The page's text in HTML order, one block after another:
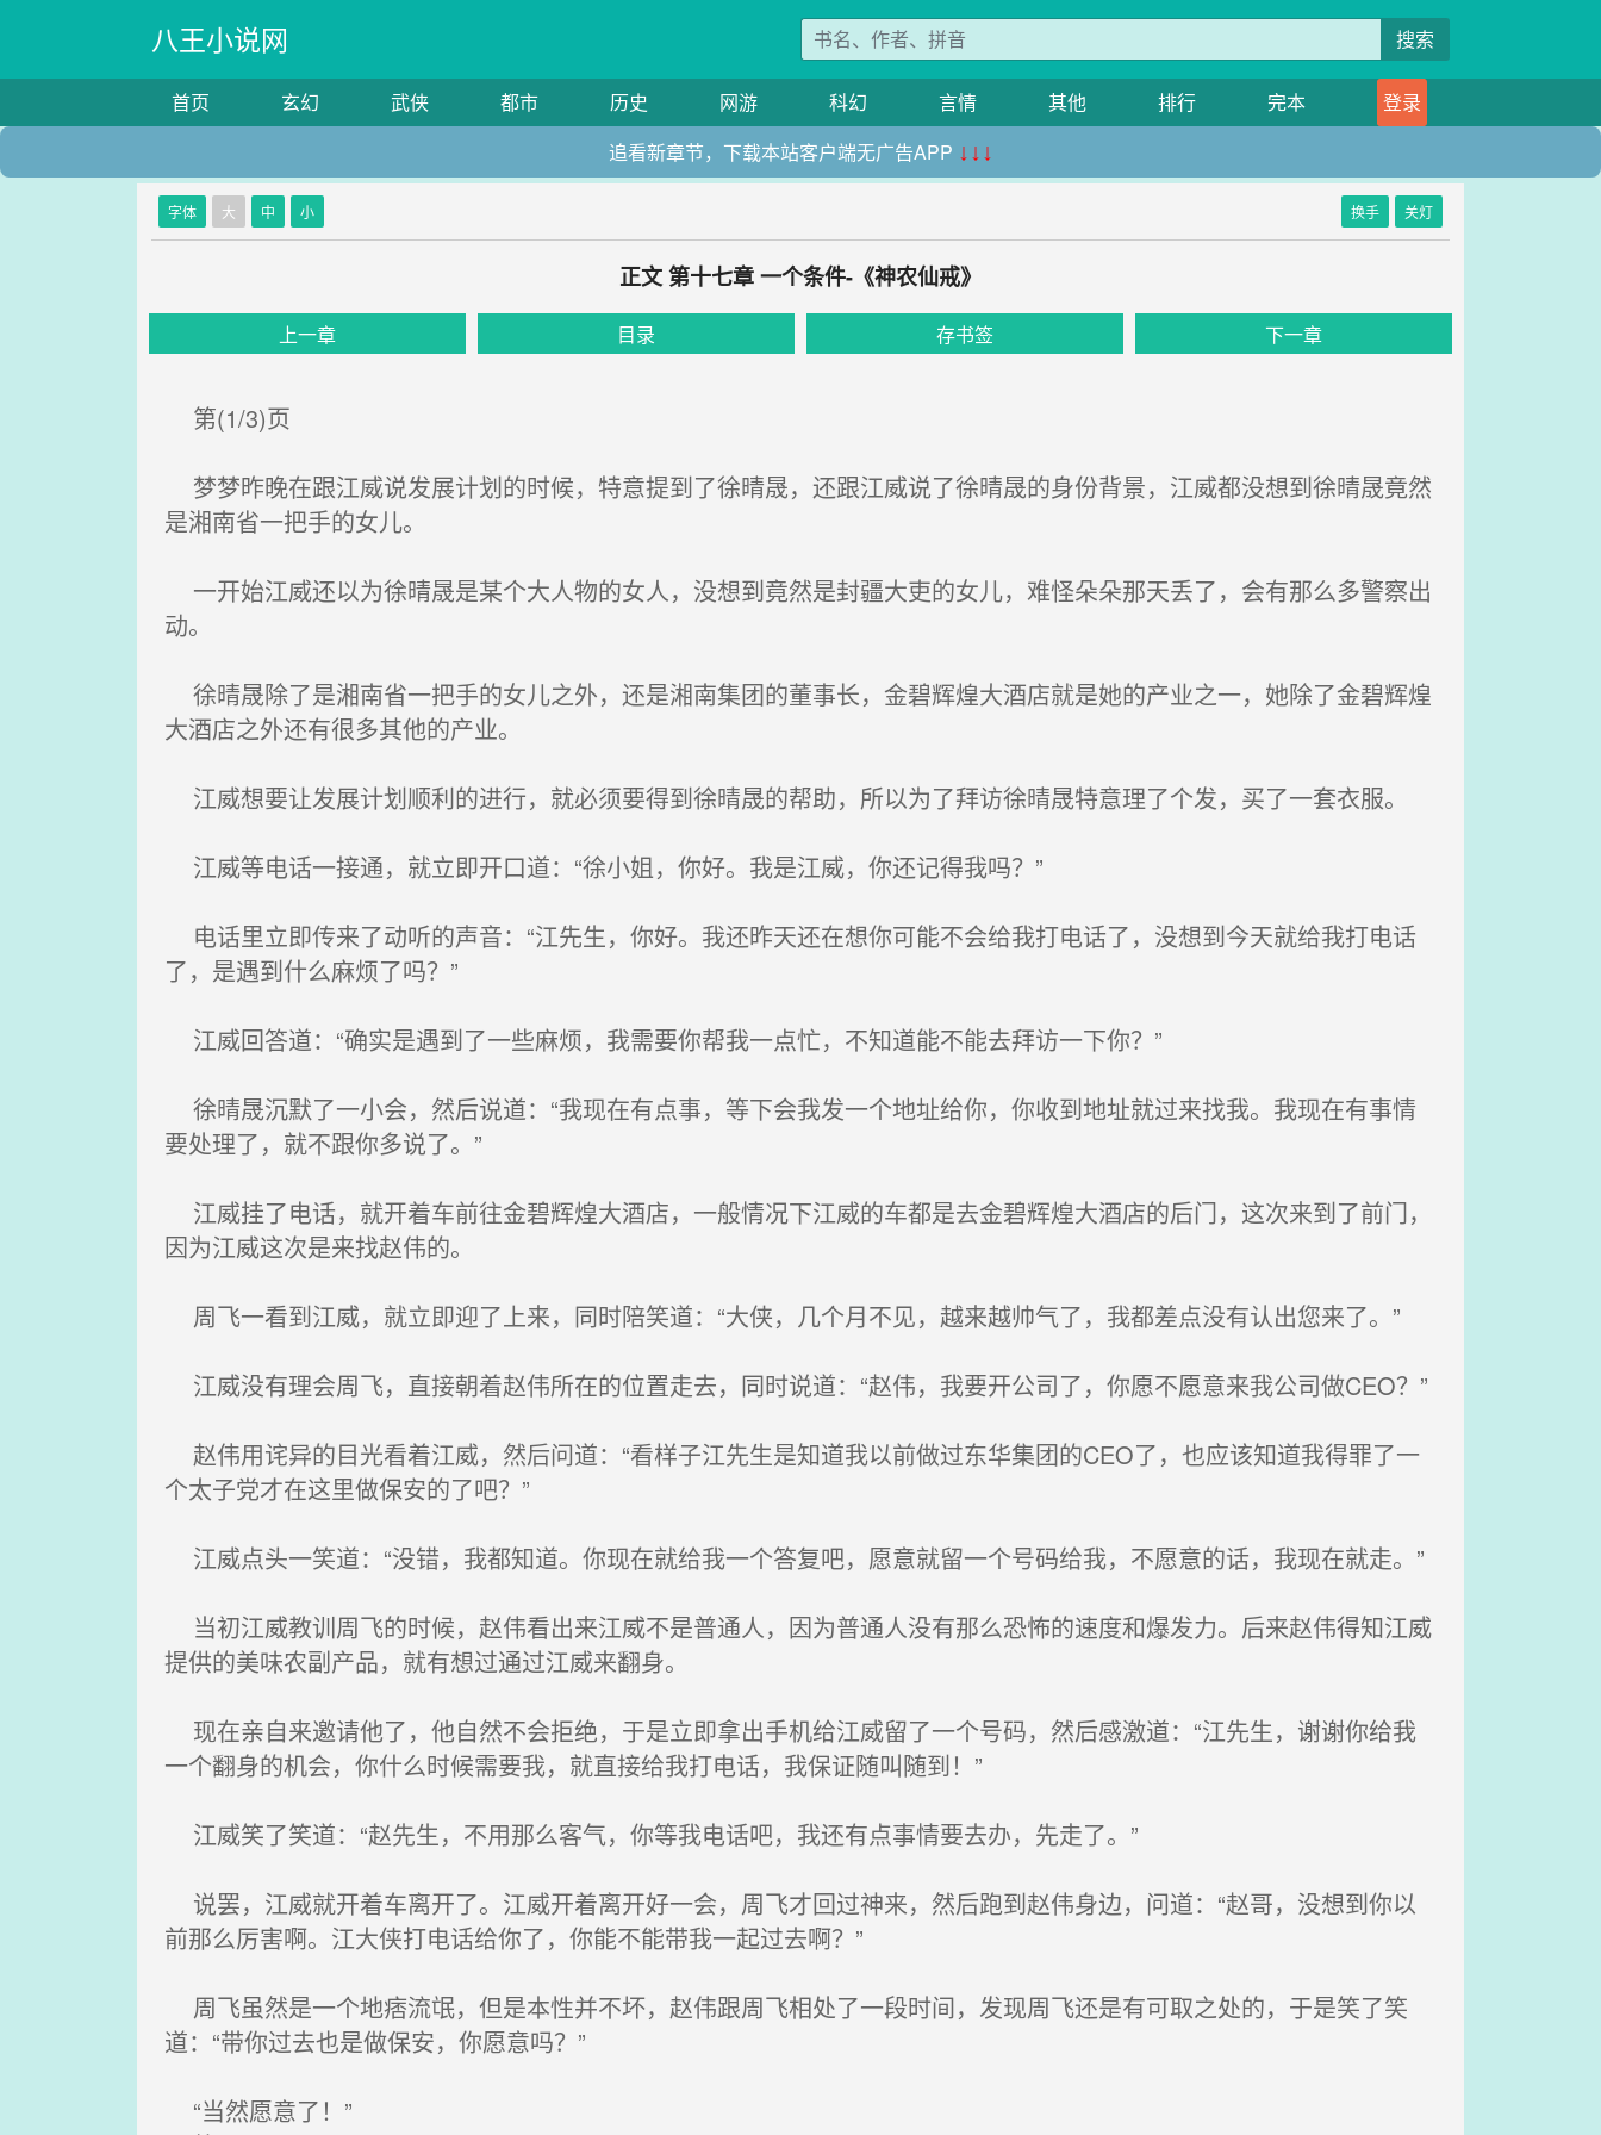
八王小说网 搜索
首页 玄幻 武侠 都市 历史 网游 科幻 言情 其他 排行 完本
登录
追看新章节，下载本站客户端无广告APP ↓↓↓
字体 大 中 小 换手 关灯
正文 第十七章 一个条件-《神农仙戒》
上一章 目录 存书签 下一章
第(1/3)页
梦梦昨晚在跟江威说发展计划的时候，特意提到了徐晴晟，还跟江威说了徐晴晟的身份背景，江威都没想到徐晴晟竟然
是湘南省一把手的女儿。
一开始江威还以为徐晴晟是某个大人物的女人，没想到竟然是封疆大吏的女儿，难怪朵朵那天丢了，会有那么多警察出
动。
徐晴晟除了是湘南省一把手的女儿之外，还是湘南集团的董事长，金碧辉煌大酒店就是她的产业之一，她除了金碧辉煌
大酒店之外还有很多其他的产业。
江威想要让发展计划顺利的进行，就必须要得到徐晴晟的帮助，所以为了拜访徐晴晟特意理了个发，买了一套衣服。
江威等电话一接通，就立即开口道：“徐小姐，你好。我是江威，你还记得我吗？”
电话里立即传来了动听的声音：“江先生，你好。我还昨天还在想你可能不会给我打电话了，没想到今天就给我打电话
了，是遇到什么麻烦了吗？”
江威回答道：“确实是遇到了一些麻烦，我需要你帮我一点忙，不知道能不能去拜访一下你？”
徐晴晟沉默了一小会，然后说道：“我现在有点事，等下会我发一个地址给你，你收到地址就过来找我。我现在有事情
要处理了，就不跟你多说了。”
江威挂了电话，就开着车前往金碧辉煌大酒店，一般情况下江威的车都是去金碧辉煌大酒店的后门，这次来到了前门，
因为江威这次是来找赵伟的。
周飞一看到江威，就立即迎了上来，同时陪笑道：“大侠，几个月不见，越来越帅气了，我都差点没有认出您来了。”
江威没有理会周飞，直接朝着赵伟所在的位置走去，同时说道：“赵伟，我要开公司了，你愿不愿意来我公司做CEO？”
赵伟用诧异的目光看着江威，然后问道：“看样子江先生是知道我以前做过东华集团的CEO了，也应该知道我得罪了一
个太子党才在这里做保安的了吧？”
江威点头一笑道：“没错，我都知道。你现在就给我一个答复吧，愿意就留一个号码给我，不愿意的话，我现在就走。”
当初江威教训周飞的时候，赵伟看出来江威不是普通人，因为普通人没有那么恐怖的速度和爆发力。后来赵伟得知江威
提供的美味农副产品，就有想过通过江威来翻身。
现在亲自来邀请他了，他自然不会拒绝，于是立即拿出手机给江威留了一个号码，然后感激道：“江先生，谢谢你给我
一个翻身的机会，你什么时候需要我，就直接给我打电话，我保证随叫随到！”
江威笑了笑道：“赵先生，不用那么客气，你等我电话吧，我还有点事情要去办，先走了。”
说罢，江威就开着车离开了。江威开着离开好一会，周飞才回过神来，然后跑到赵伟身边，问道：“赵哥，没想到你以
前那么厉害啊。江大侠打电话给你了，你能不能带我一起过去啊？”
周飞虽然是一个地痞流氓，但是本性并不坏，赵伟跟周飞相处了一段时间，发现周飞还是有可取之处的，于是笑了笑
道：“带你过去也是做保安，你愿意吗？”
“当然愿意了！”